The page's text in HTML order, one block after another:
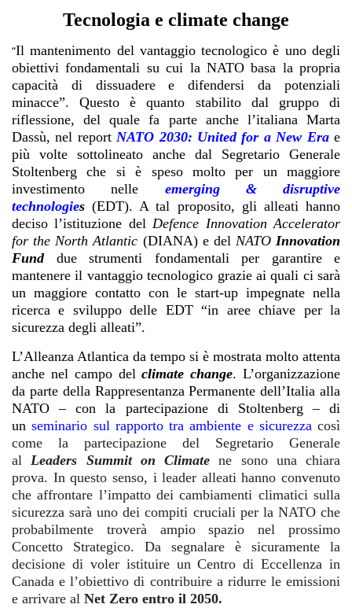
Tecnologia e climate change
“Il mantenimento del vantaggio tecnologico è uno degli
obiettivi fondamentali su cui la NATO basa la propria
capacità di dissuadere e difendersi da potenziali
minacce”. Questo è quanto stabilito dal gruppo di
riflessione, del quale fa parte anche l’italiana Marta
Dassù, nel report NATO 2030: United for a New Era e
più volte sottolineato anche dal Segretario Generale
Stoltenberg che si è speso molto per un maggiore
investimento nelle
emerging & disruptive
technologies (EDT). A tal proposito, gli alleati hanno
deciso l’istituzione delDefence Innovation Accelerator
for the North Atlantic (DIANA) e del NATOInnovation
Fund
due strumenti fondamentali per garantire e
mantenere il vantaggio tecnologico grazie ai quali ci sarà
un maggiore contatto con le start-up impegnate nella
ricerca e sviluppo delle EDT “in aree chiave per la
sicurezza degli alleati”.
L’Alleanza Atlantica da tempo si è mostrata molto attenta
anche nel campo delclimate change. L’organizzazione
da parte della Rappresentanza Permanente dell’Italia alla
NATO – con la partecipazione di Stoltenberg – di
un seminario sul rapporto tra ambiente e sicurezza così
come la partecipazione del Segretario Generale
alLeaders Summit on Climate ne sono una chiara
prova. In questo senso, i leader alleati hanno convenuto
che affrontare l’impatto dei cambiamenti climatici sulla
sicurezza sarà uno dei compiti cruciali per la NATO che
probabilmente troverà ampio spazio nel prossimo
Concetto Strategico. Da segnalare è sicuramente la
decisione di voler istituire un Centro di Eccellenza in
Canada e l’obiettivo di contribuire a ridurre le emissioni
e arrivare al Net Zero entro il 2050.